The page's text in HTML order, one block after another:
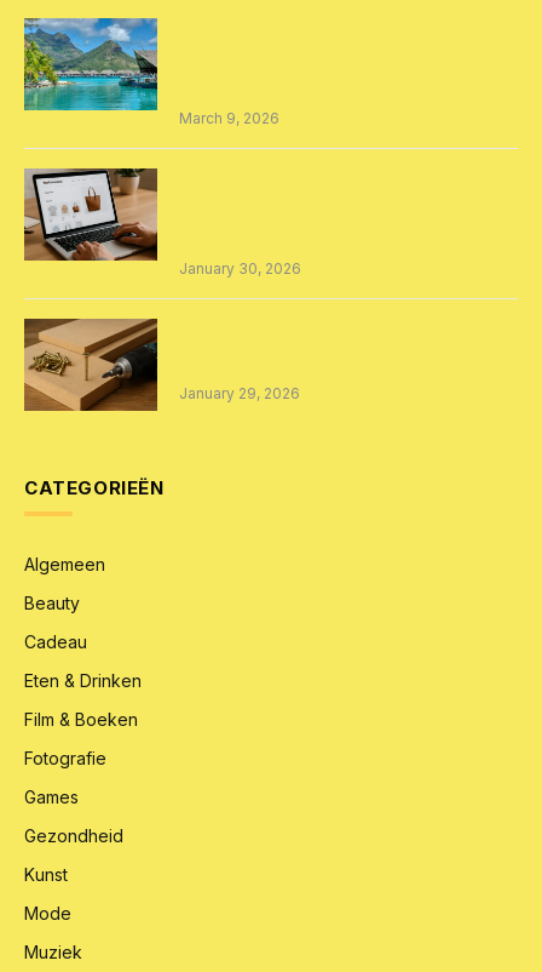
March 9, 2026
January 30, 2026
January 29, 2026
CATEGORIEËN
Algemeen
Beauty
Cadeau
Eten & Drinken
Film & Boeken
Fotografie
Games
Gezondheid
Kunst
Mode
Muziek